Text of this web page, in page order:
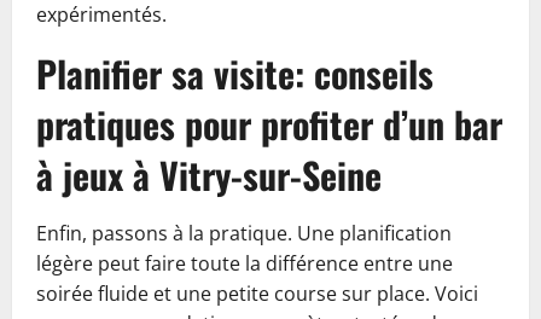
expérimentés.
Planifier sa visite: conseils
pratiques pour profiter d’un bar
à jeux à Vitry-sur-Seine
Enfin, passons à la pratique. Une planification
légère peut faire toute la différence entre une
soirée fluide et une petite course sur place. Voici